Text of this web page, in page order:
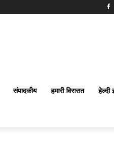
संपादकीय हमारी विरासत हेल्दी